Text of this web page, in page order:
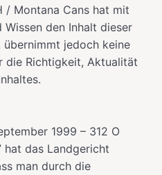
/ Montana Cans hat mit
den Inhalt dieser
übernimmt jedoch keine
die Richtigkeit, Aktualität
1999 – 312 O
hat das Landgericht
man durch die